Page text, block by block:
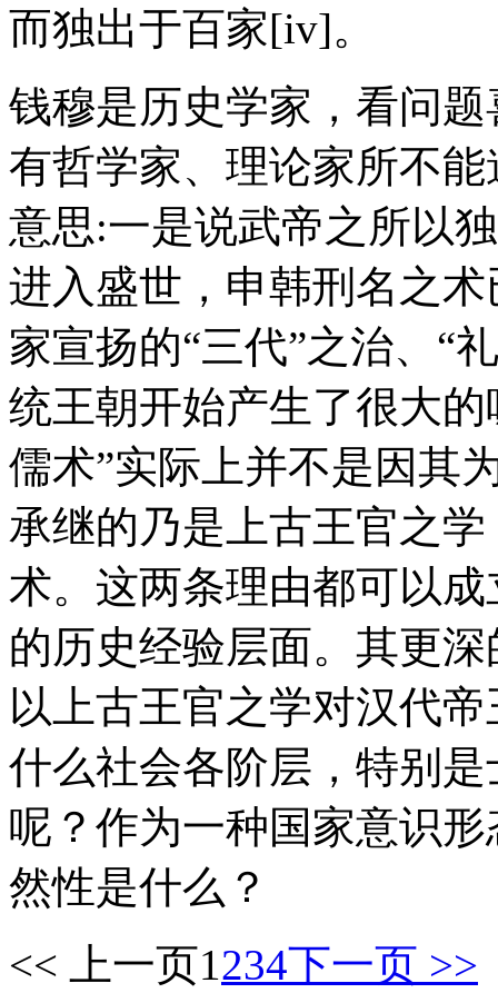
而独出于百家[iv]。
钱穆是历史学家，看问
有哲学家、理论家所不
意思:一是说武帝之所以
进入盛世，申韩刑名之
家宣扬的“三代”之治、“
统王朝开始产生了很大
儒术”实际上并不是因其
承继的乃是上古王官之
术。这两条理由都可以
的历史经验层面。其更
以上古王官之学对汉代
什么社会各阶层，特别
呢？作为一种国家意识
然性是什么？
<< 上一页1234下一页 >>